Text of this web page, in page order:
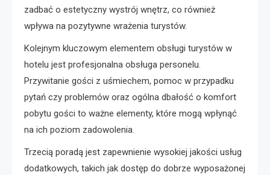
zadbać o estetyczny wystrój wnętrz, co również
wpływa na pozytywne wrażenia turystów.
Kolejnym kluczowym elementem obsługi turystów w
hotelu jest profesjonalna obsługa personelu.
Przywitanie gości z uśmiechem, pomoc w przypadku
pytań czy problemów oraz ogólna dbałość o komfort
pobytu gości to ważne elementy, które mogą wpłynąć
na ich poziom zadowolenia.
Trzecią poradą jest zapewnienie wysokiej jakości usług
dodatkowych, takich jak dostęp do dobrze wyposażonej